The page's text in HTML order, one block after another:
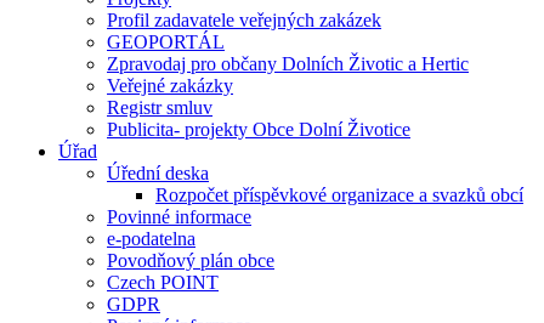
Profil zadavatele veřejných zakázek
GEOPORTÁL
Zpravodaj pro občany Dolních Životic a Hertic
Veřejné zakázky
Registr smluv
Publicita- projekty Obce Dolní Životice
Úřad
Úřední deska
Rozpočet příspěvkové organizace a svazků obcí
Povinné informace
e-podatelna
Povodňový plán obce
Czech POINT
GDPR